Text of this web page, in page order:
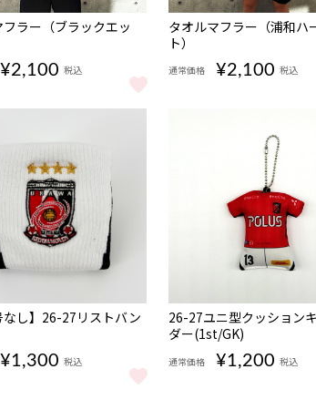
る
ラー（ブラックエッ
¥2,100 税込
フラー（ブラックエッジ） をもっと見る
NEW
タオルマフラー（浦和ハ
ト）
通常価格 ¥2,100 税込
タオルマフラー（浦和ハ
なし】26-27リストバン
¥1,300 税込
なし】26-27リストバンド/2nd をもっと見る
NEW
26-27ユニ型クッション
ダー(1st/GK)
通常価格 ¥1,200 税込
26-27ユニ型クッション